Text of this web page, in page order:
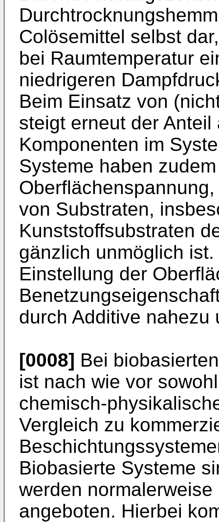
Colösemittel selbst
bei Raumtemperatur
niedrigeren
Beim Einsatz von
steigt erneut der
Komponenten im
Systeme haben
von Substraten,
Kunststoffsubstraten
gänzlich unmöglich
Einstellung der
durch Additive nahezu
[0008] Bei
ist nach wie vor
chemisch-
Vergleich zu
Biobasierte Systeme
werden
angeboten. Hierbei